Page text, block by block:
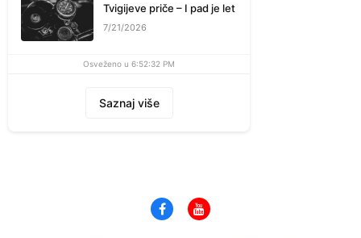
Tvigijeve priče – I pad je let
7/21/2026
Osveženo u 6:52:32 PM
Saznaj više